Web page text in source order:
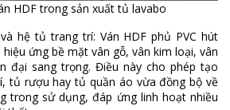
HDF trong sản xuất tủ lavabo
hệ tủ trang trí: Ván HDF phủ PVC hút
ứng bề mặt vân gỗ, vân kim loại, vân
đại sang trọng. Điều này cho phép tạo
tủ rượu hay tủ quần áo vừa đồng bộ về
trong sử dụng, đáp ứng linh hoạt nhiều